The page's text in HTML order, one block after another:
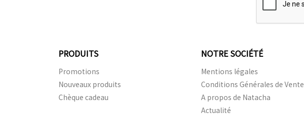
PRODUITS
Promotions
Nouveaux produits
Chèque cadeau
NOTRE SOCIÉTÉ
Mentions légales
Conditions Générales de Vente
A propos de Natacha
Actualité